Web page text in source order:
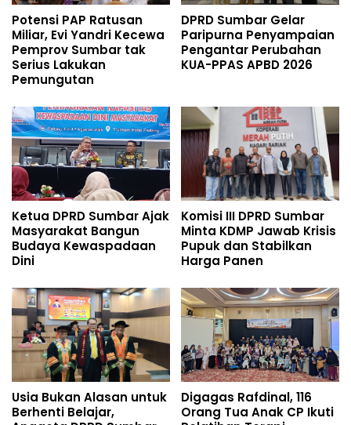
Potensi PAP Ratusan
Miliar, Evi Yandri Kecewa
Pemprov Sumbar tak
Serius Lakukan
Pemungutan
DPRD Sumbar Gelar
Paripurna Penyampaian
Pengantar Perubahan
KUA-PPAS APBD 2026
Ketua DPRD Sumbar Ajak
Masyarakat Bangun
Budaya Kewaspadaan
Dini
Komisi III DPRD Sumbar
Minta KDMP Jawab Krisis
Pupuk dan Stabilkan
Harga Panen
Usia Bukan Alasan untuk
Berhenti Belajar,
Digagas Rafdinal, 116
Orang Tua Anak CP Ikuti